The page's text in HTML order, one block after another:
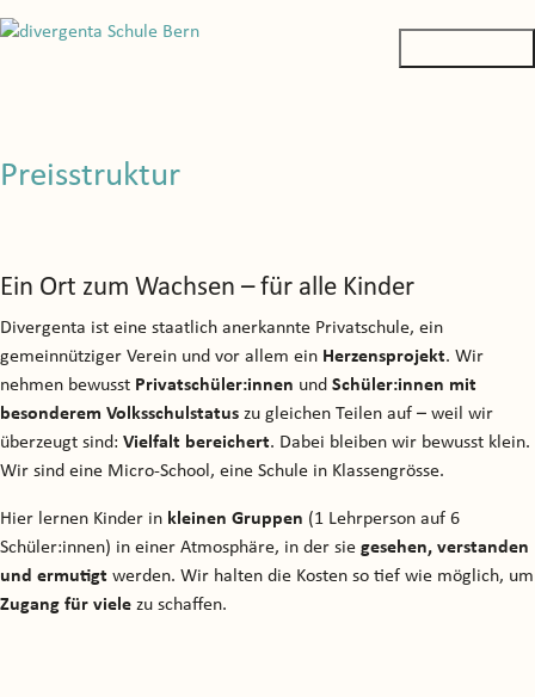
Preisstruktur
Ein Ort zum Wachsen – für alle Kinder
Divergenta ist eine staatlich anerkannte Privatschule, ein
gemeinnütziger Verein und vor allem ein Herzensprojekt. Wir
nehmen bewusst Privatschüler:innen und Schüler:innen mit
besonderem Volksschulstatus zu gleichen Teilen auf – weil wir
überzeugt sind: Vielfalt bereichert. Dabei bleiben wir bewusst klein.
Wir sind eine Micro-School, eine Schule in Klassengrösse.
Hier lernen Kinder in kleinen Gruppen (1 Lehrperson auf 6
Schüler:innen) in einer Atmosphäre, in der sie gesehen, verstanden
und ermutigt werden. Wir halten die Kosten so tief wie möglich, um
Zugang für viele zu schaffen.